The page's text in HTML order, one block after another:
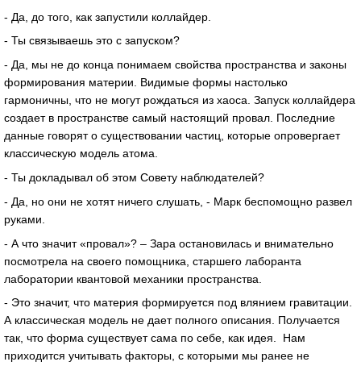
- Да, до того, как запустили коллайдер.
- Ты связываешь это с запуском?
- Да, мы не до конца понимаем свойства пространства и законы
формирования материи. Видимые формы настолько
гармоничны, что не могут рождаться из хаоса. Запуск коллайдера
создает в пространстве самый настоящий провал. Последние
данные говорят о существовании частиц, которые опровергает
классическую модель атома.
- Ты докладывал об этом Совету наблюдателей?
- Да, но они не хотят ничего слушать, - Марк беспомощно развел
руками.
- А что значит «провал»? – Зара остановилась и внимательно
посмотрела на своего помощника, старшего лаборанта
лаборатории квантовой механики пространства.
- Это значит, что материя формируется под влянием гравитации.
А классическая модель не дает полного описания. Получается
так, что форма существует сама по себе, как идея. Нам
приходится учитывать факторы, с которыми мы ранее не